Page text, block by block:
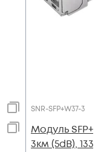
SNR-SFP+W37-3
Модуль SFP+
3км (5dB),